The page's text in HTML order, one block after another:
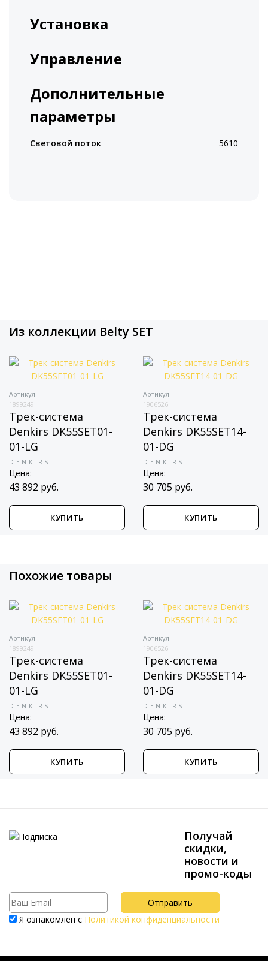
Установка
Управление
Дополнительные
параметры
Световой поток 5610
Из коллекции Belty SET
Артикул
1899249
Трек-система
Denkirs DK55SET01-
01-LG
DENKIRS
Цена:
43 892 руб.
КУПИТЬ
Артикул
1906526
Трек-система
Denkirs DK55SET14-
01-DG
DENKIRS
Цена:
30 705 руб.
КУПИТЬ
Похожие товары
Артикул
1899249
Трек-система
Denkirs DK55SET01-
01-LG
DENKIRS
Цена:
43 892 руб.
КУПИТЬ
Артикул
1906526
Трек-система
Denkirs DK55SET14-
01-DG
DENKIRS
Цена:
30 705 руб.
КУПИТЬ
Получай
скидки,
новости и
промо-коды
Я ознакомлен с Политикой конфиденциальности